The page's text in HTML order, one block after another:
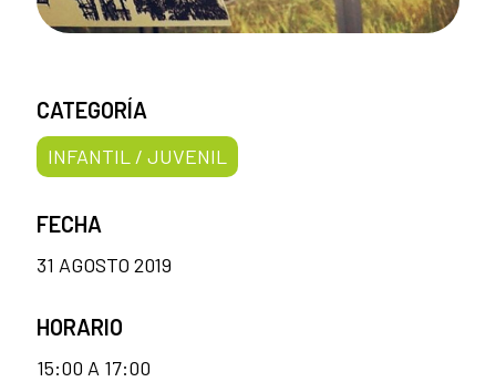
CATEGORÍA
INFANTIL / JUVENIL
FECHA
31 AGOSTO 2019
HORARIO
15:00 A 17:00